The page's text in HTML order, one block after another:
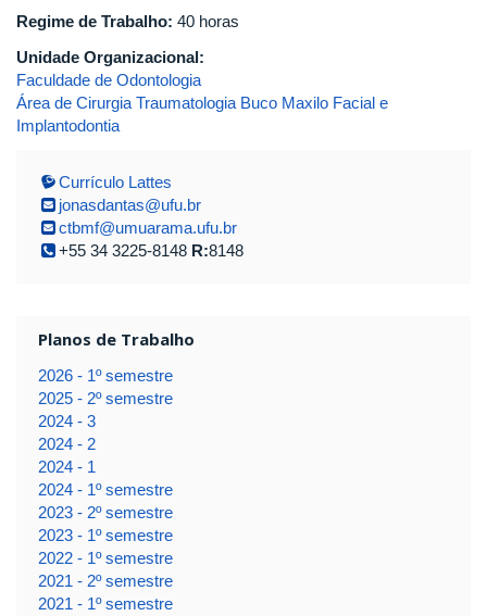
Regime de Trabalho: 40 horas
Unidade Organizacional:
Faculdade de Odontologia
Área de Cirurgia Traumatologia Buco Maxilo Facial e
Implantodontia
Currículo Lattes
jonasdantas@ufu.br
ctbmf@umuarama.ufu.br
+55 34 3225-8148 R:8148
Planos de Trabalho
2026 - 1º semestre
2025 - 2º semestre
2024 - 3
2024 - 2
2024 - 1
2024 - 1º semestre
2023 - 2º semestre
2023 - 1º semestre
2022 - 1º semestre
2021 - 2º semestre
2021 - 1º semestre